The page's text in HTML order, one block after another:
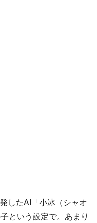
したAI「小冰（シャオ
という設定で。あまり